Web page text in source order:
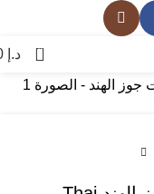
0 د.إ